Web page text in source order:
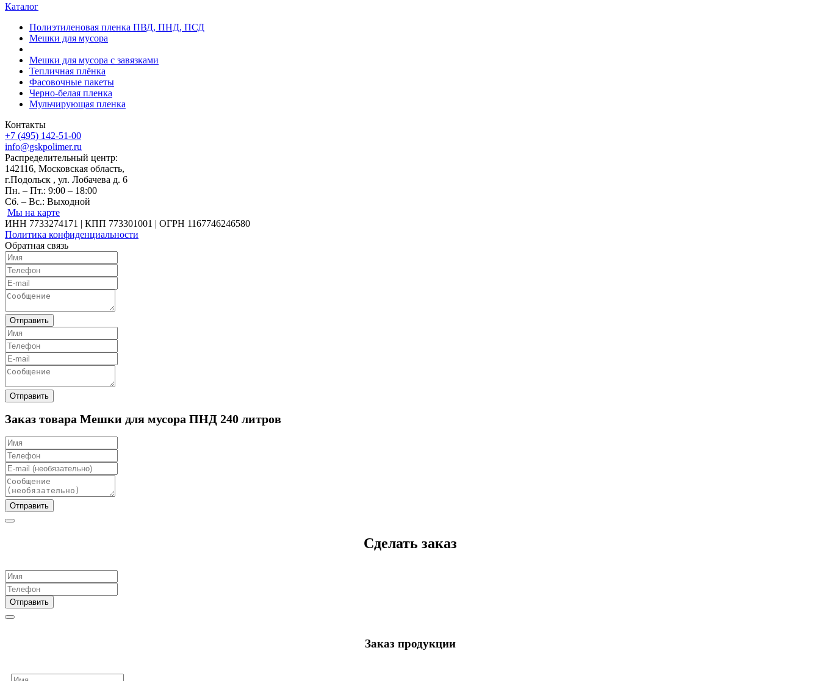
Каталог
Полиэтиленовая пленка ПВД, ПНД, ПСД
Мешки для мусора
Мешки для мусора с завязками
Тепличная плёнка
Фасовочные пакеты
Черно-белая пленка
Мульчирующая пленка
Контакты
+7 (495) 142-51-00
info@gskpolimer.ru
Распределительный центр:
142116, Московская область,
г.Подольск , ул. Лобачева д. 6
Пн. – Пт.: 9:00 – 18:00
Сб. – Вс.: Выходной
Мы на карте
ИНН 7733274171 | КПП 773301001 | ОГРН 1167746246580
Политика конфиденциальности
Обратная связь
Отправить
Отправить
Заказ товара Мешки для мусора ПНД 240 литров
Отправить
Сделать заказ
Отправить
Заказ продукции